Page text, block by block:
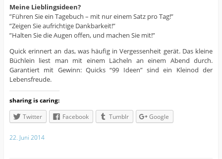
Meine Lieblingsideen?
”Führen Sie ein Tagebuch – mit nur einem Satz pro Tag!”
”Zeigen Sie aufrichtige Dankbarkeit!”
”Halten Sie die Augen offen, und machen Sie mit!”
Quick erinnert an das, was häufig in Vergessenheit gerät. Das kleine
Büchlein liest man mit einem Lächeln an einem Abend durch.
Garantiert mit Gewinn: Quicks “99 Ideen” sind ein Kleinod der
Lebensfreude.
sharing is caring:
Twitter
Facebook Tumblr Google
22. Juni 2014